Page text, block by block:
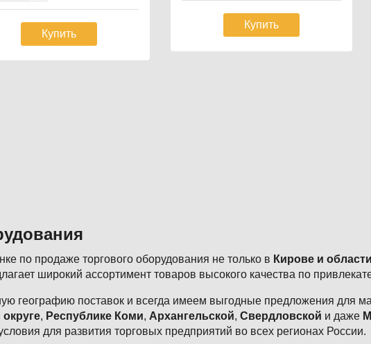
Купить
Купить
по продаже торгового оборудования не только в Кирове и области
широкий ассортимент товаров высокого качества по
географию поставок и всегда имеем выгодные предложения для
, Республике Коми, Архангельской, Свердловской и даже
для развития торговых предприятий во всех регионах России.